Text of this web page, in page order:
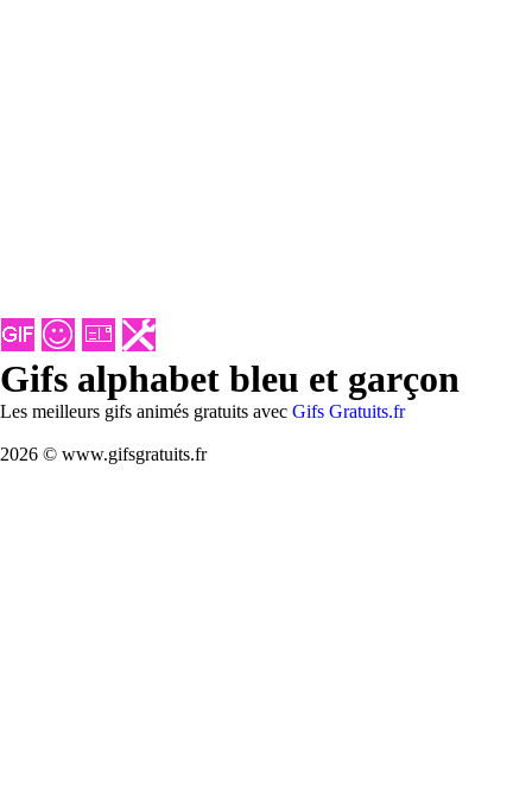
Gifs alphabet bleu et garçon
Les meilleurs gifs animés gratuits avec Gifs Gratuits.fr
2026 © www.gifsgratuits.fr